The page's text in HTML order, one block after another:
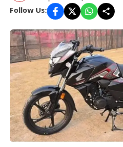
Follow Us: